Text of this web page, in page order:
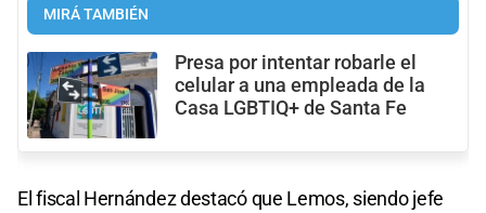
MIRÁ TAMBIÉN
Presa por intentar robarle el
celular a una empleada de la
Casa LGBTIQ+ de Santa Fe
El fiscal Hernández destacó que Lemos, siendo jefe